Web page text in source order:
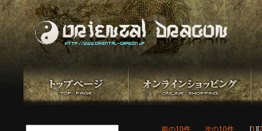
前の10件 次の10件 [1][